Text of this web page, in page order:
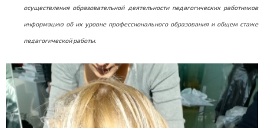
осуществления образовательной деятельности педагогических работников
информацию об их уровне профессионального образования и общем стаже
педагогической работы.